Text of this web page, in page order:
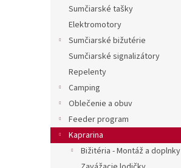
Sumčiarské tašky
Elektromotory
Sumčiarské bižutérie
Sumčiarské signalizátory
Repelenty
Camping
Oblečenie a obuv
Feeder program
Kaprarina
Bižitéria - Montáž a doplnky